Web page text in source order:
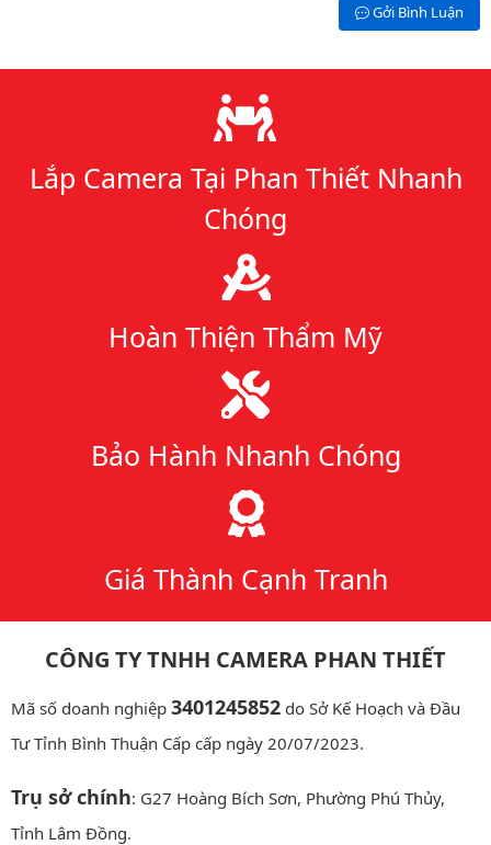
Gởi Bình Luận
Lý do chọn chúng tôi
Lắp Camera Tại Phan Thiết Nhanh
Chóng
Hoàn Thiện Thẩm Mỹ
Bảo Hành Nhanh Chóng
Giá Thành Cạnh Tranh
CÔNG TY TNHH CAMERA PHAN THIẾT
Mã số doanh nghiệp 3401245852 do Sở Kế Hoạch và Đầu
Tư Tỉnh Bình Thuận Cấp cấp ngày 20/07/2023.
Trụ sở chính: G27 Hoàng Bích Sơn, Phường Phú Thủy,
Tỉnh Lâm Đồng.